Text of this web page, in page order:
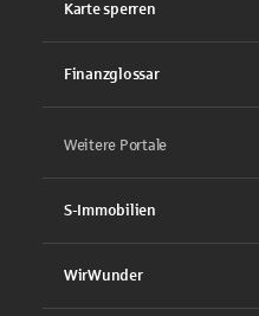
Karte sperren
Finanzglossar
Weitere Portale
S-Immobilien
WirWunder